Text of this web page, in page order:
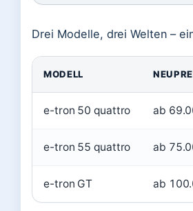
Drei Modelle, drei Welten –
MODELL
e-tron 50 quattro ab
e-tron 55 quattro ab
e-tron GT ab